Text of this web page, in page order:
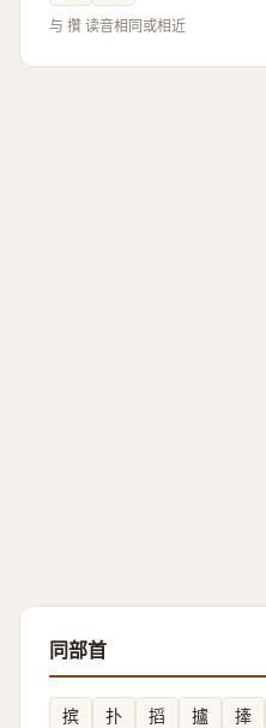
与 攢 读音相同或相近
同部首
摈 扑 搯 攎 撁